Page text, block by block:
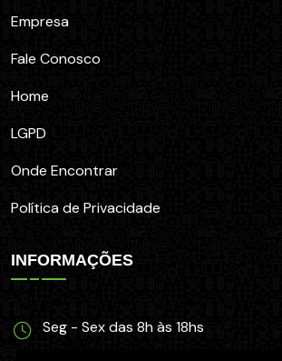
Empresa
Fale Conosco
Home
LGPD
Onde Encontrar
Política de Privacidade
INFORMAÇÕES
Seg - Sex das 8h às 18hs